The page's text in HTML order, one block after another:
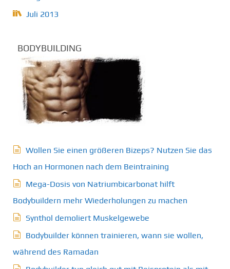
Juli 2013
BODYBUILDING
Wollen Sie einen größeren Bizeps? Nutzen Sie das
Hoch an Hormonen nach dem Beintraining
Mega-Dosis von Natriumbicarbonat hilft
Bodybuildern mehr Wiederholungen zu machen
Synthol demoliert Muskelgewebe
Bodybuilder können trainieren, wann sie wollen,
während des Ramadan